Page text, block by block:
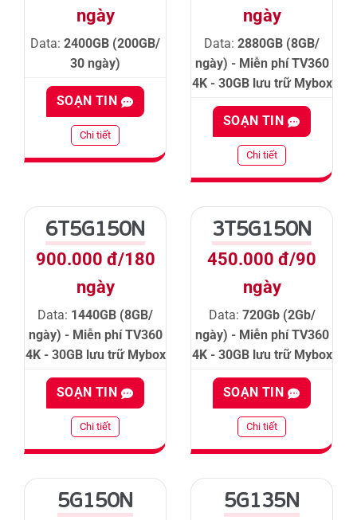
ngày
Data: 2400GB (200GB/
30 ngày)
SOẠN TIN
Chi tiết
ngày
Data: 2880GB (8GB/
ngày) - Miễn phí TV360
4K - 30GB lưu trữ Mybox
SOẠN TIN
Chi tiết
6T5G150N
900.000 đ/180
ngày
Data: 1440GB (8GB/
ngày) - Miễn phí TV360
4K - 30GB lưu trữ Mybox
SOẠN TIN
Chi tiết
3T5G150N
450.000 đ/90
ngày
Data: 720Gb (2Gb/
ngày) - Miễn phí TV360
4K - 30GB lưu trữ Mybox
SOẠN TIN
Chi tiết
5G150N 5G135N